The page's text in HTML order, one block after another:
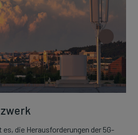
die Herausforderungen der 5G-